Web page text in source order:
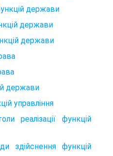
держави
держави
держави
держави
управління
реалізації функцій
здійснення функцій